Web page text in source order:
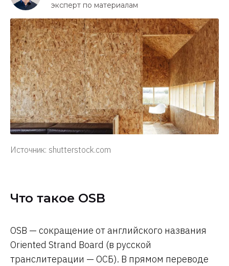
эксперт по материалам
Источник: shutterstock.com
Что такое OSB
OSB — сокращение от английского названия
Oriented Strand Board (в русской
транслитерации — ОСБ). В прямом переводе